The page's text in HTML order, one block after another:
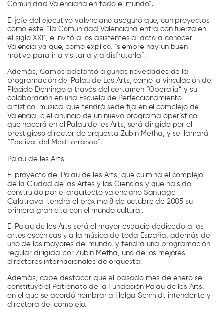
Comunidad Valenciana en todo el mundo”.
El jefe del ejecutivo valenciano aseguró que, con proyectos
como este, “la Comunidad Valenciana entra con fuerza en
el siglo XXI”, e invitó a los asistentes al acto a conocer
Valencia ya que, como explicó, “siempre hay un buen
motivo para ir a visitarla y a disfrutarla”.
Además, Camps adelantó algunas novedades de la
programación del Palau de Les Arts, como la vinculación de
Plácido Domingo a través del certamen “Operalia” y su
colaboración en una Escuela de Perfeccionamiento
artístico-musical que tendrá sede fija en el complejo de
Valencia, o el anuncio de un nuevo programa operístico
que nacerá en el Palau de les Arts, será dirigido por el
prestigioso director de orquesta Zubin Metha, y se llamará
“Festival del Mediterráneo”.
Palau de les Arts
El proyecto del Palau de les Arts, que culmina el complejo
de la Ciudad de las Artes y las Ciencias y que ha sido
construido por el arquitecto valenciano Santiago
Calatrava, tendrá el próximo 8 de octubre de 2005 su
primera gran cita con el mundo cultural.
El Palau de les Arts será el mayor espacio dedicado a las
artes escénicas y a la música de toda España, además de
uno de los mayores del mundo, y tendrá una programación
regular dirigida por Zubin Metha, uno de los mejores
directores internacionales de orquesta.
Además, cabe destacar que el pasado mes de enero se
constituyó el Patronato de la Fundación Palau de les Arts,
en el que se acordó nombrar a Helga Schmidt intendente y
directora del complejo.